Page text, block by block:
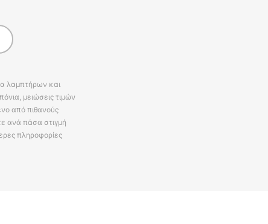
λαμπτήρων και
μειώσεις τιμών
από πιθανούς
ανά πάσα στιγμή
πληροφορίες